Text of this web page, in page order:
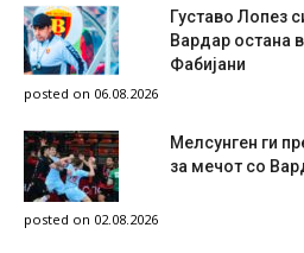
Густаво Лопез
Вардар остана
Фабијани
posted on 06.08.2026
Мелсунген ги
за мечот со
posted on 02.08.2026